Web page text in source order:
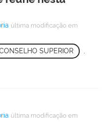
última modificação em
SUPERIOR ,
última modificação em